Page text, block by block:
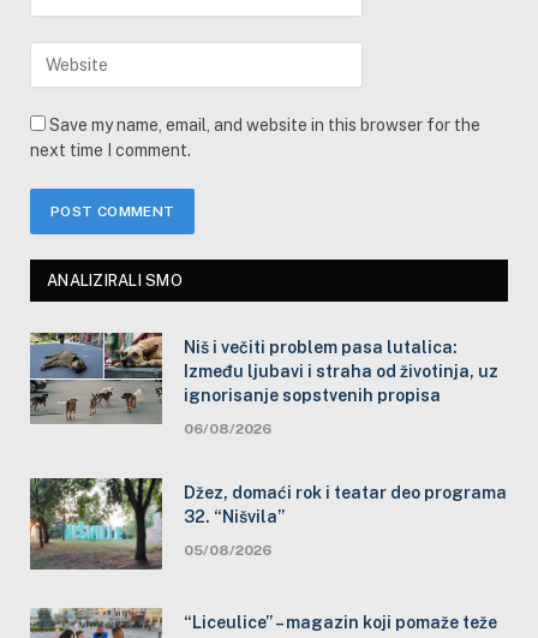
Save my name, email, and website in this browser for the
next time I comment.
ANALIZIRALI SMO
Niš i večiti problem pasa lutalica:
Između ljubavi i straha od životinja, uz
ignorisanje sopstvenih propisa
06/08/2026
Džez, domaći rok i teatar deo programa
32. “Nišvila”
05/08/2026
“Liceulice” – magazin koji pomaže teže